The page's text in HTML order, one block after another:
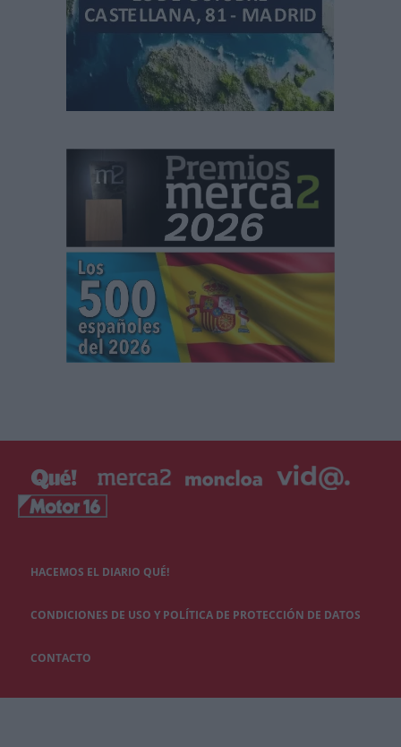
HACEMOS EL DIARIO QUÉ!
CONDICIONES DE USO Y POLÍTICA DE PROTECCIÓN DE DATOS
CONTACTO